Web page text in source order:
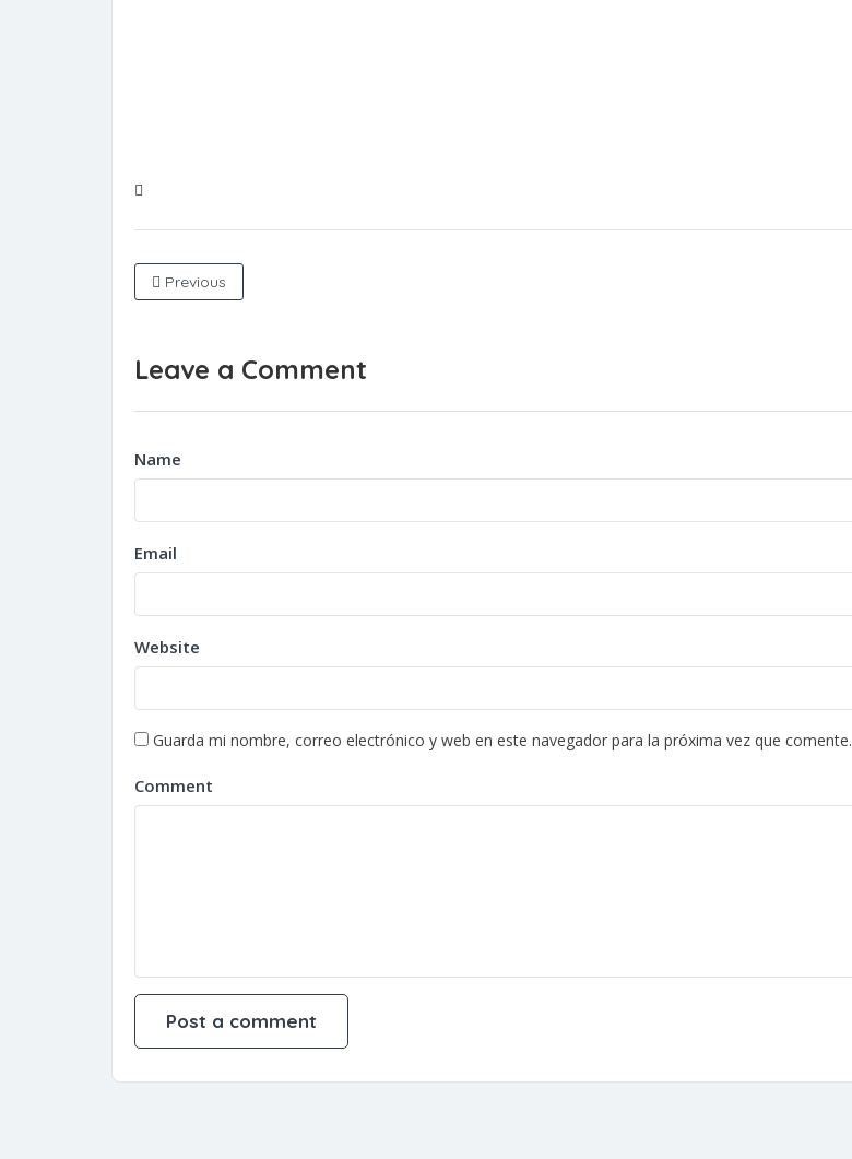
Previous
Leave a Comment
Name
Email
Website
Guarda mi nombre, correo electrónico y web en este navegador para la próxima vez que comente.
Comment